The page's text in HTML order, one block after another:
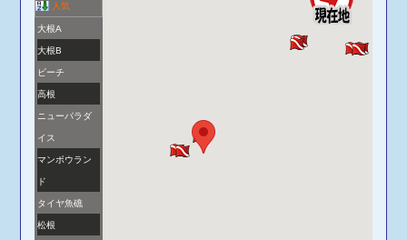
人気
大根A
大根B
ビーチ
高根
ニューパラダ
イス
マンボウラン
ド
タイヤ魚礁
松根